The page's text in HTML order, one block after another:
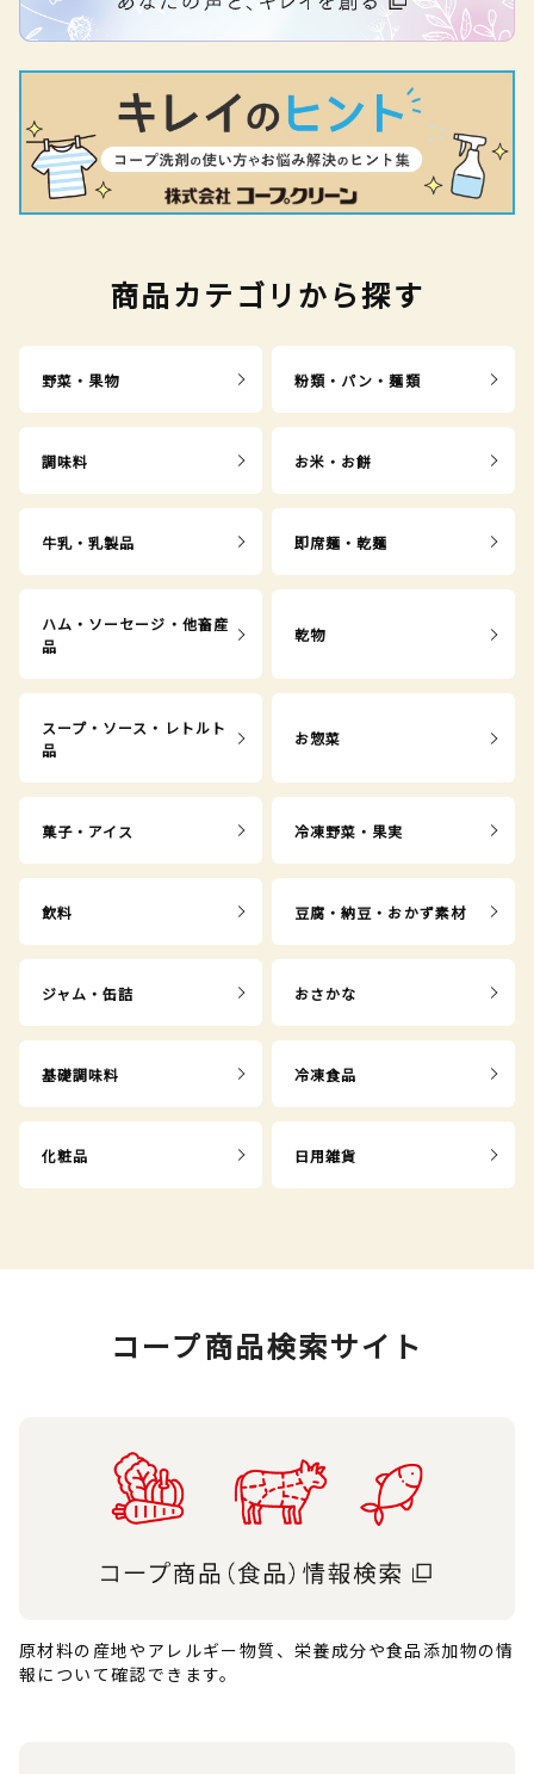
商品カテゴリから探す
野菜・果物 粉類・パン・麺類
調味料 お米・お餅
牛乳・乳製品 即席麺・乾麺
ハム・ソーセージ・他畜産
品
乾物
スープ・ソース・レトルト
品
お惣菜
菓子・アイス 冷凍野菜・果実
飲料 豆腐・納豆・おかず素材
ジャム・缶詰 おさかな
基礎調味料 冷凍食品
化粧品 日用雑貨
コープ商品検索サイト
原材料の産地やアレルギー物質、栄養成分や食品添加物の情
報について確認できます。